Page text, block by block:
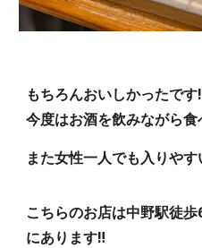
もちろんおいしかったです
今度はお酒を飲みながら食
また女性一人でも入りや
こちらのお店は中野駅徒
にあります‼️